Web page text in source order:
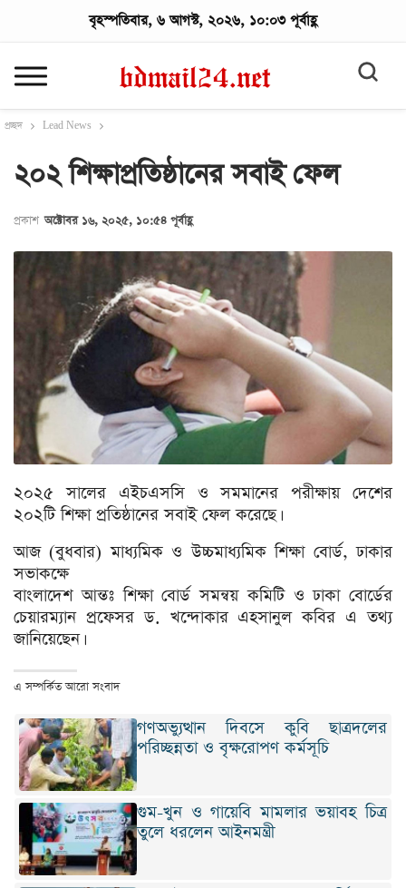
বৃহস্পতিবার, ৬ আগস্ট, ২০২৬, ১০:০৩ পূর্বাহ্ণ
প্রচ্ছদ Lead News
২০২ শিক্ষাপ্রতিষ্ঠানের সবাই ফেল
প্রকাশ অক্টোবর ১৬, ২০২৫, ১০:৫৪ পূর্বাহ্ণ
২০২৫ সালের এইচএসসি ও সমমানের পরীক্ষায় দেশের
২০২টি শিক্ষা প্রতিষ্ঠানের সবাই ফেল করেছে।
আজ (বুধবার) মাধ্যমিক ও উচ্চমাধ্যমিক শিক্ষা বোর্ড, ঢাকার
সভাকক্ষে
বাংলাদেশ আন্তঃ শিক্ষা বোর্ড সমন্বয় কমিটি ও ঢাকা বোর্ডের
চেয়ারম্যান প্রফেসর ড. খন্দোকার এহসানুল কবির এ তথ্য
জানিয়েছেন।
এ সম্পর্কিত আরো সংবাদ
গণঅভ্যুত্থান দিবসে কুবি ছাত্রদলের
পরিচ্ছন্নতা ও বৃক্ষরোপণ কর্মসূচি
গুম-খুন ও গায়েবি মামলার ভয়াবহ চিত্র
তুলে ধরলেন আইনমন্ত্রী